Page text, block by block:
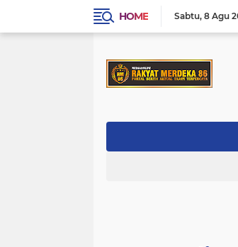
HOME Sabtu 8 Agu